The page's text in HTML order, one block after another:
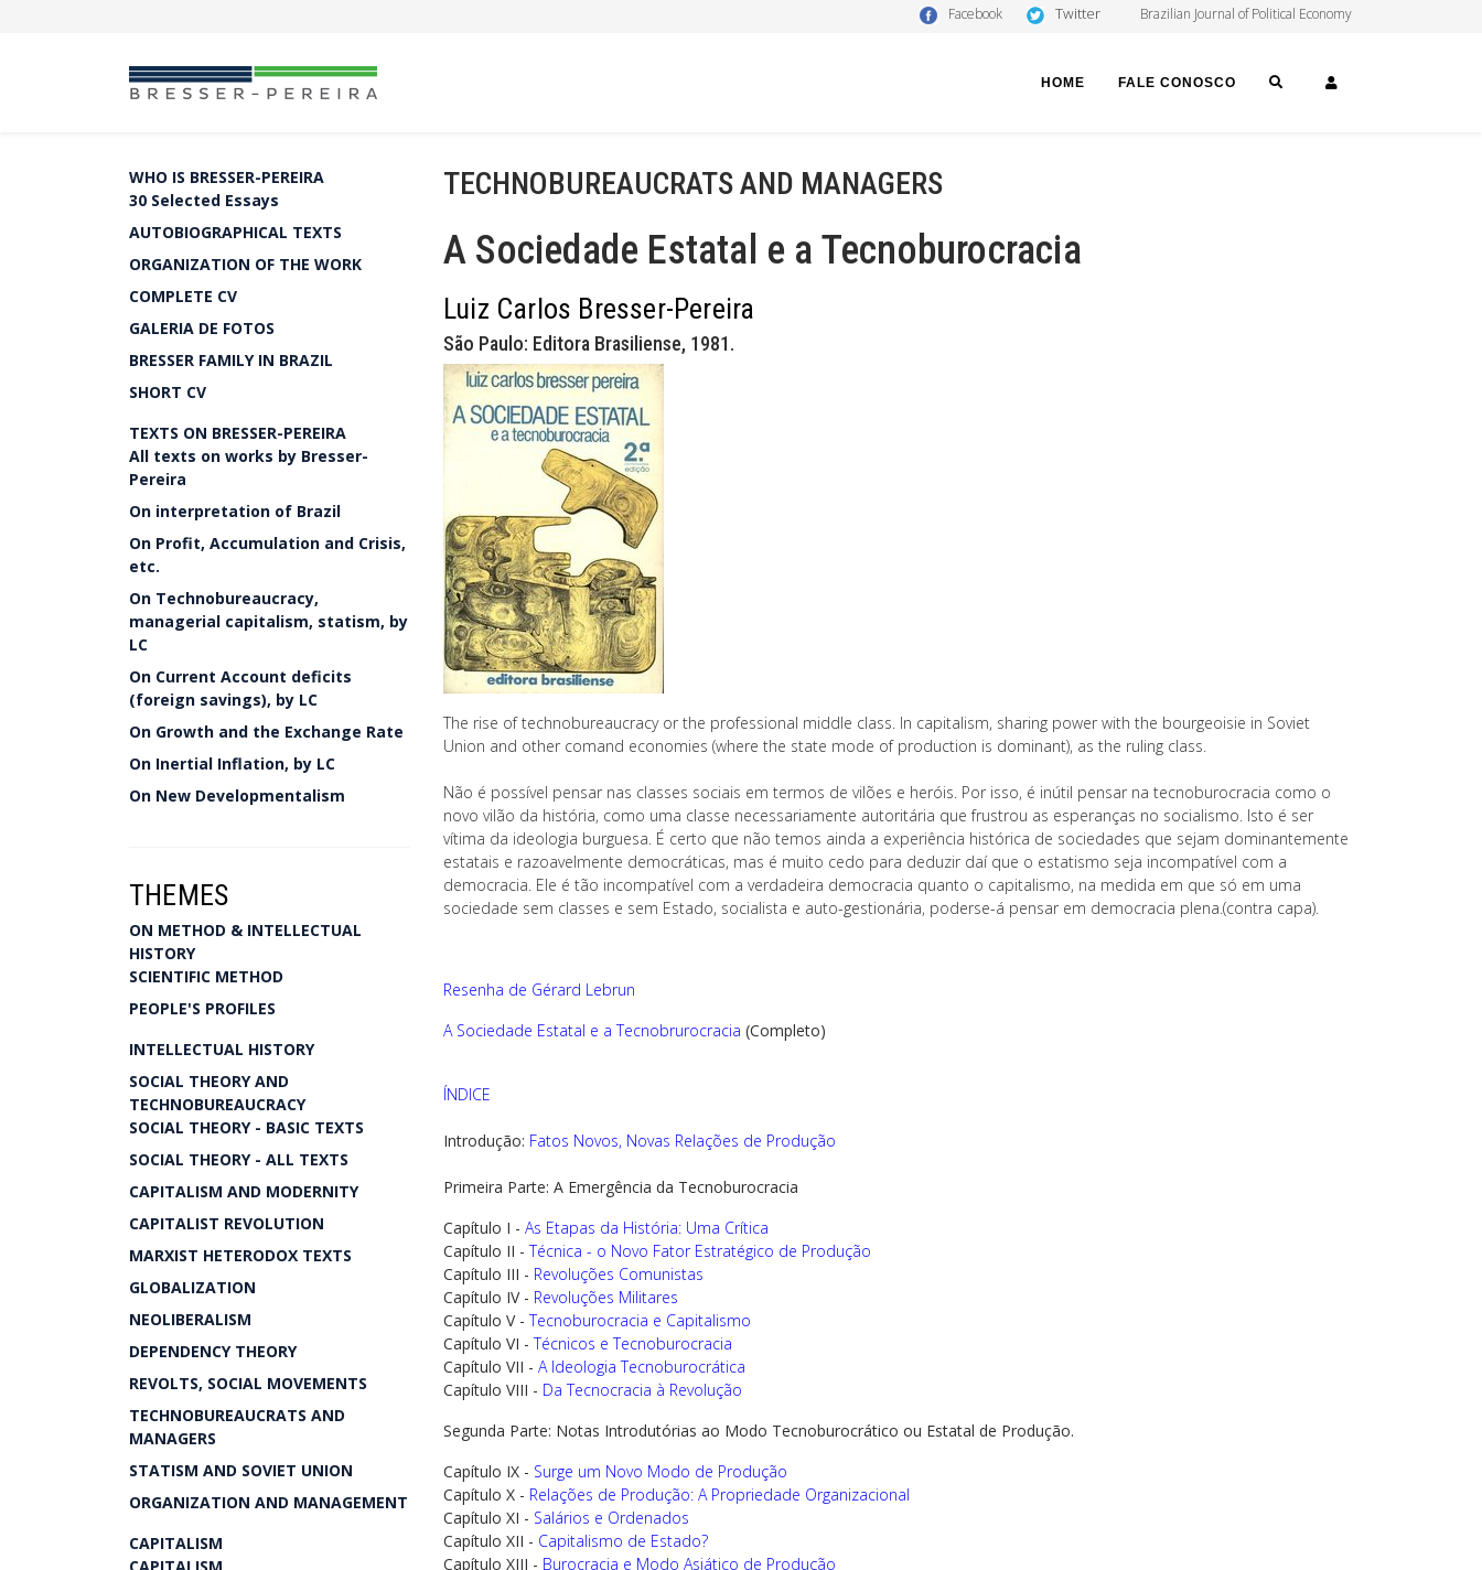
Facebook Twitter Brazilian Journal of Political Economy
HOME FALE CONOSCO SEARCH
WHO IS BRESSER-PEREIRA
30 Selected Essays
AUTOBIOGRAPHICAL TEXTS
ORGANIZATION OF THE WORK
COMPLETE CV
GALERIA DE FOTOS
BRESSER FAMILY IN BRAZIL
SHORT CV
TEXTS ON BRESSER-PEREIRA
All texts on works by Bresser-
Pereira
On interpretation of Brazil
On Profit, Accumulation and Crisis,
etc.
On Technobureaucracy,
managerial capitalism, statism, by
LC
On Current Account deficits
(foreign savings), by LC
On Growth and the Exchange Rate
On Inertial Inflation, by LC
On New Developmentalism
THEMES
ON METHOD & INTELLECTUAL
HISTORY
SCIENTIFIC METHOD
PEOPLE'S PROFILES
INTELLECTUAL HISTORY
SOCIAL THEORY AND
TECHNOBUREAUCRACY
SOCIAL THEORY - BASIC TEXTS
SOCIAL THEORY - ALL TEXTS
CAPITALISM AND MODERNITY
CAPITALIST REVOLUTION
MARXIST HETERODOX TEXTS
GLOBALIZATION
NEOLIBERALISM
DEPENDENCY THEORY
REVOLTS, SOCIAL MOVEMENTS
TECHNOBUREAUCRATS AND
MANAGERS
STATISM AND SOVIET UNION
ORGANIZATION AND MANAGEMENT
CAPITALISM
TECHNOBUREAUCRATS AND MANAGERS
A Sociedade Estatal e a Tecnoburocracia
Luiz Carlos Bresser-Pereira
São Paulo: Editora Brasiliense, 1981.
The rise of technobureaucracy or the professional middle class. In capitalism, sharing power with the bourgeoisie in Soviet
Union and other comand economies (where the state mode of production is dominant), as the ruling class.
Não é possível pensar nas classes sociais em termos de vilões e heróis. Por isso, é inútil pensar na tecnoburocracia como o
novo vilão da história, como uma classe necessariamente autoritária que frustrou as esperanças no socialismo. Isto é ser
vítima da ideologia burguesa. É certo que não temos ainda a experiência histórica de sociedades que sejam dominantemente
estatais e razoavelmente democráticas, mas é muito cedo para deduzir daí que o estatismo seja incompatível com a
democracia. Ele é tão incompatível com a verdadeira democracia quanto o capitalismo, na medida em que só em uma
sociedade sem classes e sem Estado, socialista e auto-gestionária, poderse-á pensar em democracia plena.(contra capa).
Resenha de Gérard Lebrun
A Sociedade Estatal e a Tecnobrurocracia (Completo)
ÍNDICE
Introdução: Fatos Novos, Novas Relações de Produção
Primeira Parte: A Emergência da Tecnoburocracia
Capítulo I - As Etapas da História: Uma Crítica
Capítulo II - Técnica - o Novo Fator Estratégico de Produção
Capítulo III - Revoluções Comunistas
Capítulo IV - Revoluções Militares
Capítulo V - Tecnoburocracia e Capitalismo
Capítulo VI - Técnicos e Tecnoburocracia
Capítulo VII - A Ideologia Tecnoburocrática
Capítulo VIII - Da Tecnocracia à Revolução
Segunda Parte: Notas Introdutórias ao Modo Tecnoburocrático ou Estatal de Produção.
Capítulo IX - Surge um Novo Modo de Produção
Capítulo X - Relações de Produção: A Propriedade Organizacional
Capítulo XI - Salários e Ordenados
Capítulo XII - Capitalismo de Estado?
Capítulo XIII - Burocracia e Modo Asiático de Produção